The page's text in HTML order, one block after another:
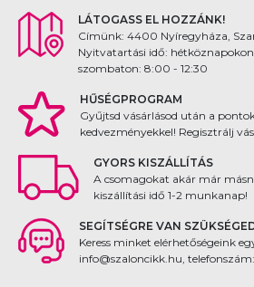
LÁTOGASS EL HOZZÁNK!
Címünk: 4400 Nyíregyháza,
Nyitvatartási idő:
szombaton: 8:00 - 12:30
HŰSÉGPROGRAM
Gyűjtsd vásárlásod után a
kedvezményekkel! Regisztrálj
GYORS KISZÁLLÍTÁS
A csomagokat akár már
kiszállítási idő 1-2 munkanap!
SEGÍTSÉGRE VAN
Keress minket elérhetőségeink
info@szaloncikk.hu,